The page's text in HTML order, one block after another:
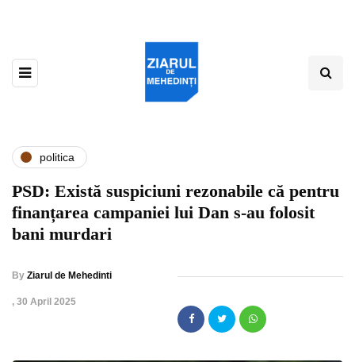
politica
PSD: Există suspiciuni rezonabile că pentru
finanțarea campaniei lui Dan s-au folosit
bani murdari
By Ziarul de Mehedinti
, 30 April 2025